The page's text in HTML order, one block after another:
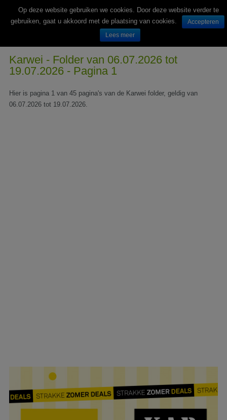
Wekelijks nieuwe folders van Nederlandse supermarkten en winkels
Karwei - Folder van 06.07.2026 tot
19.07.2026 - Pagina 1
Hier is pagina 1 van 45 pagina's van de Karwei folder, geldig van
06.07.2026 tot 19.07.2026.
Op deze website gebruiken we cookies. Door deze website verder te
gebruiken, gaat u akkoord met de plaatsing van cookies.
Accepteren
Lees meer